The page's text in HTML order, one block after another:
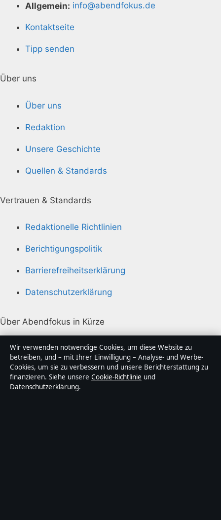
Allgemein: info@abendfokus.de
Kontaktseite
Tipp senden
Über uns
Über uns
Redaktion
Unsere Geschichte
Quellen & Standards
Vertrauen & Standards
Redaktionelle Richtlinien
Berichtigungspolitik
Barrierefreiheitserklärung
Datenschutzerklärung
Über Abendfokus in Kürze
Abendfokus ist ein unabhängiger digitaler
Nachrichtenanbieter mit Fokus auf Politik, Wirtschaft,
Technik und Gesellschaft in Deutschland. Jeder Artikel
trägt eine Byline, wird von einem Redakteur geprüft
und vor der Veröffentlichung faktengecheckt.
Wir verwenden notwendige Cookies, um diese Website zu
betreiben, und – mit Ihrer Einwilligung – Analyse- und Werbe-
Cookies, um sie zu verbessern und unsere Berichterstattung zu
finanzieren. Siehe unsere Cookie-Richtlinie und
Datenschutzerklärung.